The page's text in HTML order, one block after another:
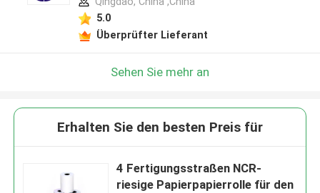
5.0
Überprüfter Lieferant
Sehen Sie mehr an
Erhalten Sie den besten Preis für
4 Fertigungsstraßen NCR-
riesige Papierpapierrolle für den